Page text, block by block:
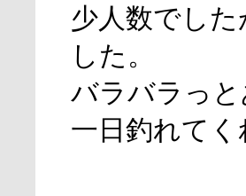
少人数でし
した。
バラバラっ
一日釣れてく